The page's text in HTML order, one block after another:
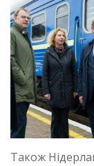
Також